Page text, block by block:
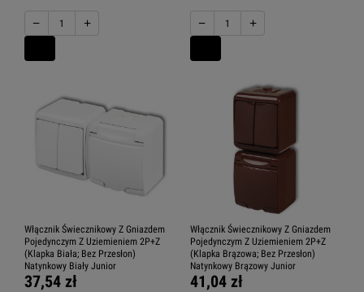
− + − +
Włącznik Świecznikowy Z Gniazdem
Pojedynczym Z Uziemieniem 2P+Z
(Klapka Biała; Bez Przesłon)
Natynkowy Biały Junior
37,54 zł
Włącznik Świecznikowy Z Gniazdem
Pojedynczym Z Uziemieniem 2P+Z
(Klapka Brązowa; Bez Przesłon)
Natynkowy Brązowy Junior
41,04 zł